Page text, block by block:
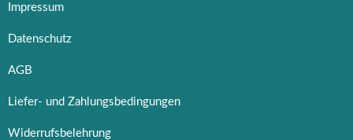
Impressum
Datenschutz
AGB
Liefer- und Zahlungsbedingungen
Widerrufsbelehrung